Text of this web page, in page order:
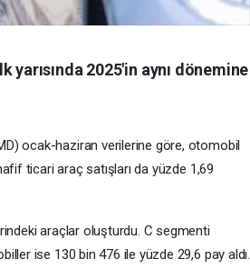
yarısında 2025'in aynı dönemine
ocak-haziran verilerine göre, otomobil
ticari araç satışları da yüzde 1,69
araçlar oluşturdu. C segmenti
ise 130 bin 476 ile yüzde 29,6 pay aldı.